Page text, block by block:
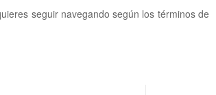
seguir navegando según los términos de